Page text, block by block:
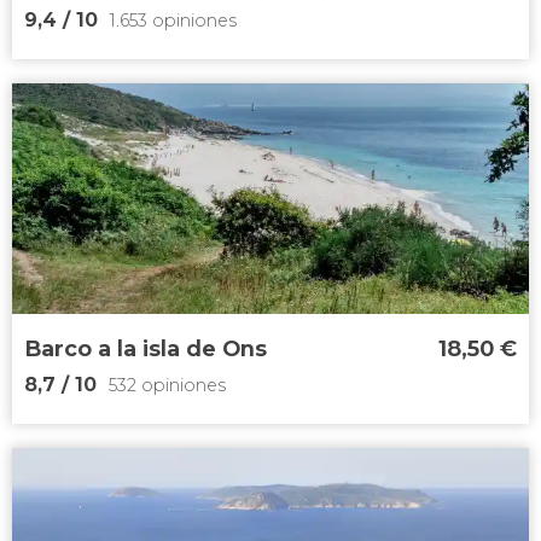
9,4 / 10 1.653 opiniones
9,4


1.653 opiniones
conocer la ría de Vigo desde otra
perspectiva
paseo en barco
degustar los
mejillones de la zona
Barco a la isla de Ons
8,7 / 10 532 opiniones
18,50 €